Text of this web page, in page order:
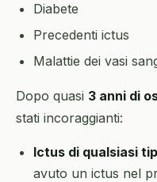
Diabete
Precedenti ictus
Malattie dei vasi
Dopo quasi 3 anni di
stati incoraggianti:
Ictus di qualsiasi
avuto un ictus nel